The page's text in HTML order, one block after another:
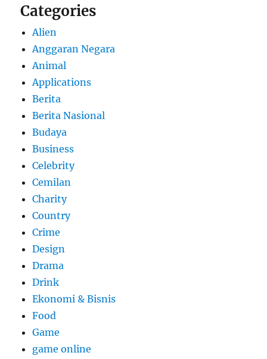
Categories
Alien
Anggaran Negara
Animal
Applications
Berita
Berita Nasional
Budaya
Business
Celebrity
Cemilan
Charity
Country
Crime
Design
Drama
Drink
Ekonomi & Bisnis
Food
Game
game online